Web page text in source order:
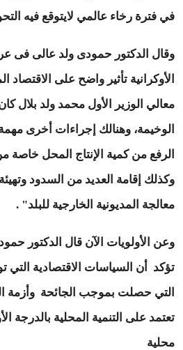
في فترة رخاء عالمي لايتوقع فيه
وقال الدكتور حمودى ولد عالى فى
الأوكرانية تأثير واضح على
معالي الوزير الأول محمد ولد بلال
الوخيمة، وهنالك إجراءات أخرى
الرفع من كمية الإنتاج المحل خاصة
وكذلك إقامة العديد من السدود
معالجة المديونية الخارجية للبلد" .
وعن الأولويات الآن قال الدكتور
تؤكد أن السياسات الاقتصادية التي
التي حصلت بموجب الجائحة وأزمة
تعتمد على التنمية المحلية بالدرجة
محلية